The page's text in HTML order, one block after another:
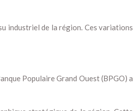
industriel de la région. Ces variations
Populaire Grand Ouest (BPGO) a